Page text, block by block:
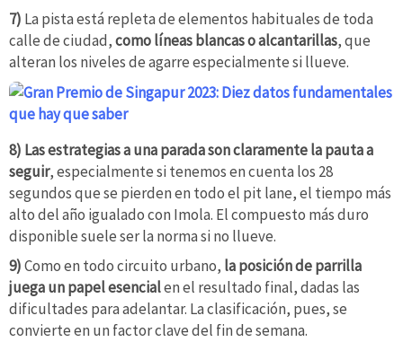
7) La pista está repleta de elementos habituales de toda
calle de ciudad,como líneas blancas o alcantarillas, que
alteran los niveles de agarre especialmente si llueve.
8) Las estrategias a una parada son claramente la pauta a
seguir, especialmente si tenemos en cuenta los 28
segundos que se pierden en todo el pit lane, el tiempo más
alto del año igualado con Imola. El compuesto más duro
disponible suele ser la norma si no llueve.
9)Como en todo circuito urbano, la posición de parrilla
juega un papel esencialen el resultado final, dadas las
dificultades para adelantar. La clasificación, pues, se
convierte en un factor clave del fin de semana.